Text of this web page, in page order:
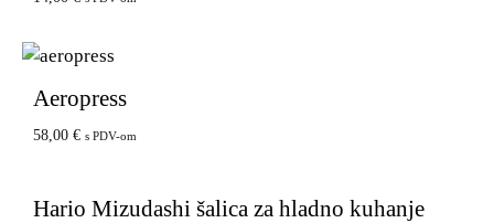
Aeropress
58,00 € s PDV-om
Hario Mizudashi šalica za hladno kuhanje